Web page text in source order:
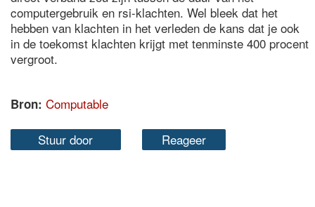
computergebruik en rsi-klachten. Wel bleek dat het
hebben van klachten in het verleden de kans dat je ook
in de toekomst klachten krijgt met tenminste 400 procent
vergroot.
Bron: Computable
Stuur door Reageer